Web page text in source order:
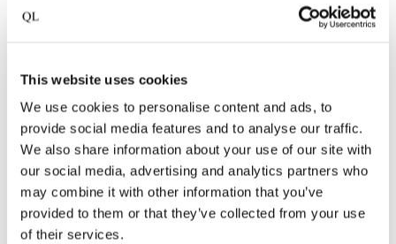
This website uses cookies
We use cookies to personalise content and ads, to
provide social media features and to analyse our traffic.
We also share information about your use of our site with
our social media, advertising and analytics partners who
may combine it with other information that you’ve
provided to them or that they’ve collected from your use
of their services.
Verscholen in een van de meest ongerepte dalen
en ontspanning. Hier wandel je door het Nationaal
Park Hohe Tauern, speel je golf tussen
indrukwekkende bergtoppen en geniet je van
culinaire avonden met regionale specialiteiten. Voor
liefhebbers van autorijden vormen de spectaculaire
bergpassen van Oost-Tirol bovendien een
onvergetelijke ervaring. Een bestemming waar elke